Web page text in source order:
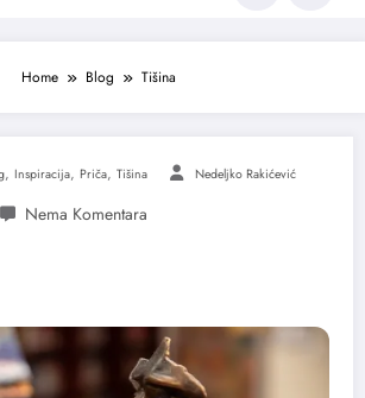
Home Blog Tišina
, Inspiracija, Priča, Tišina Nedeljko Rakićević